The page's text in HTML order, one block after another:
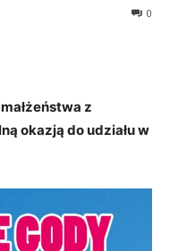
0
z
okazją do udziału w